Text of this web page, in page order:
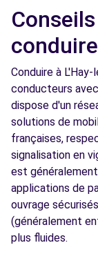
Conduire à
conducteurs
dispose d'un
solutions de
françaises,
signalisation en
est
applications de
ouvrage
(généralement
plus fluides.